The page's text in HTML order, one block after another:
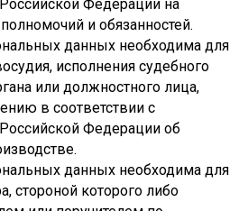
Федерации на
и обязанностей.
данных необходима для
исполнения судебного
или должностного лица,
в соответствии с
Федерации об
данных необходима для
стороной которого либо